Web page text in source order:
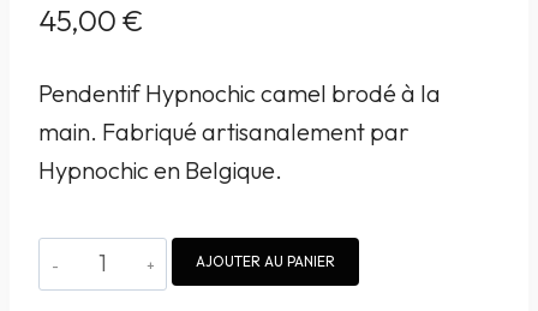
45,00€
Pendentif Hypnochic camel brodé à la
main. Fabriqué artisanalement par
Hypnochic en Belgique.
quantité
de
AJOUTER AU PANIER